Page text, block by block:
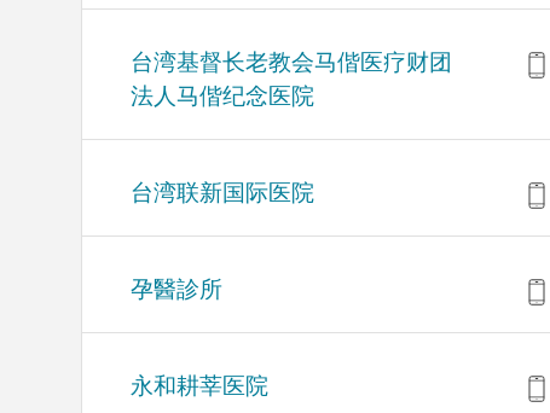
台湾基督长老教会马偕医疗财团
法人马偕纪念医院
台湾联新国际医院
孕醫診所
永和耕莘医院